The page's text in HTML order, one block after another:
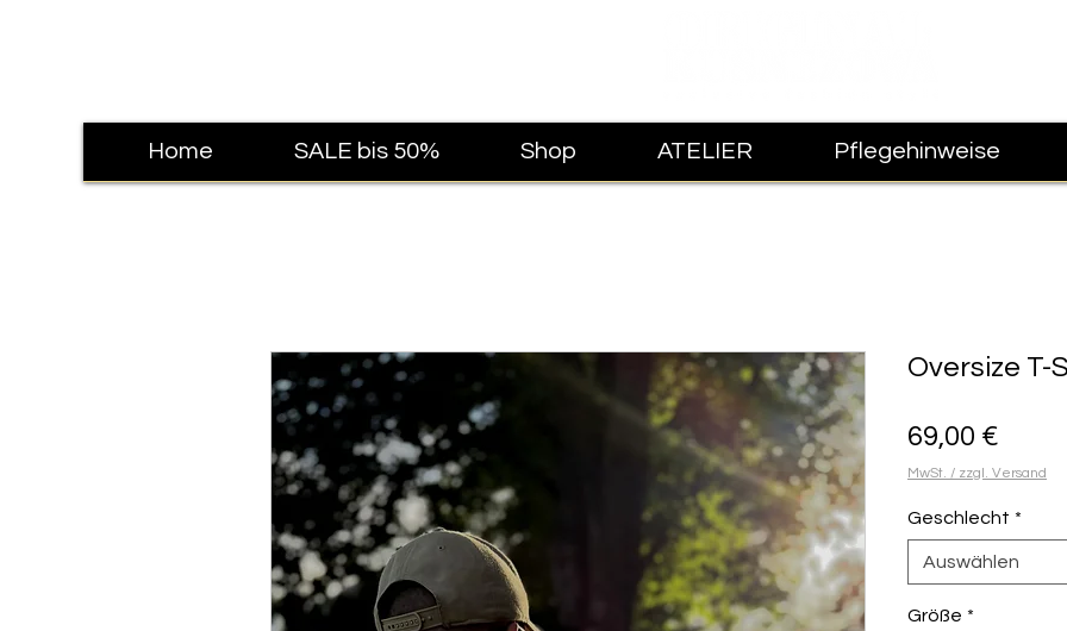
Home SALE bis 50% Shop ATELIER Pflegehinweise
Oversize T-
69,00 €
MwSt. / zzgl. Versand
Geschlecht *
Auswählen
Größe *